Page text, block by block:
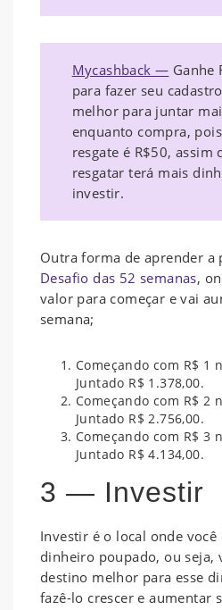
Mycashback — Ganhe
para fazer seu
melhor para juntar
enquanto compra,
resgate é R$50, assim
resgatar terá mais
investir.
Outra forma de aprender a
Desafio das 52 semanas,
valor para começar e vai
semana;
Começando com R$ 1
Juntado R$ 1.378,00.
Começando com R$ 2
Juntado R$ 2.756,00.
Começando com R$ 3
Juntado R$ 4.134,00.
3 — Investir
Investir é o local onde você
dinheiro poupado, ou seja,
destino melhor para esse
fazê-lo crescer e aumentar